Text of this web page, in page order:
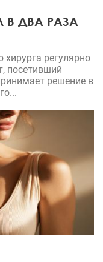
В ДВА РАЗА
хирурга регулярно
посетивший
решение в